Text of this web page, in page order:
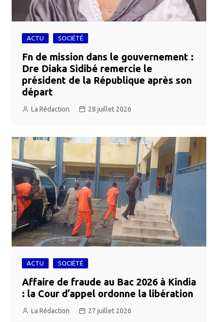
ACTU SOCIÉTÉ
Fn de mission dans le gouvernement :
Dre Diaka Sidibé remercie le
président de la République après son
départ
La Rédaction 28 juillet 2026
ACTU SOCIÉTÉ
Affaire de fraude au Bac 2026 à Kindia
: la Cour d’appel ordonne la libération
La Rédaction 27 juillet 2026